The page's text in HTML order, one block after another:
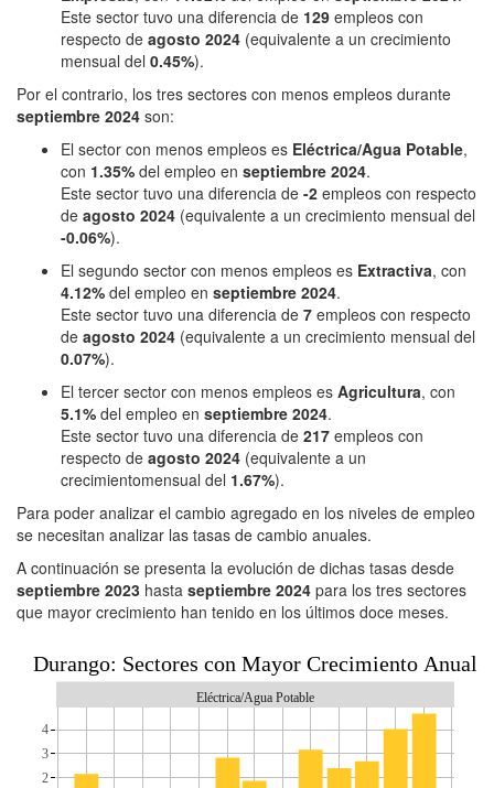
Este sector tuvo una diferencia de 129 empleos con
respecto de agosto 2024 (equivalente a un crecimiento
mensual del 0.45%).
Por el contrario, los tres sectores con menos empleos durante
septiembre 2024 son:
El sector con menos empleos es Eléctrica/Agua Potable,
con 1.35% del empleo en septiembre 2024.
Este sector tuvo una diferencia de -2 empleos con respecto
de agosto 2024 (equivalente a un crecimiento mensual del
-0.06%).
El segundo sector con menos empleos es Extractiva, con
4.12% del empleo en septiembre 2024.
Este sector tuvo una diferencia de 7 empleos con respecto
de agosto 2024 (equivalente a un crecimiento mensual del
0.07%).
El tercer sector con menos empleos es Agricultura, con
5.1% del empleo en septiembre 2024.
Este sector tuvo una diferencia de 217 empleos con
respecto de agosto 2024 (equivalente a un
crecimientomensual del 1.67%).
Para poder analizar el cambio agregado en los niveles de empleo
se necesitan analizar las tasas de cambio anuales.
A continuación se presenta la evolución de dichas tasas desde
septiembre 2023 hasta septiembre 2024 para los tres sectores
que mayor crecimiento han tenido en los últimos doce meses.
2
3
4
Durango: Sectores con Mayor Crecimiento Anual
Eléctrica/Agua Potable